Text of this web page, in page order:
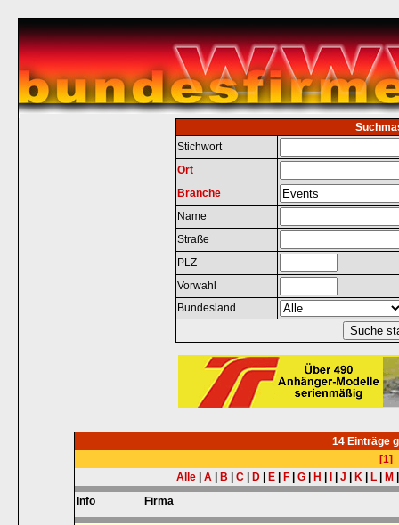
Stichwort
Ort
Branche
Name
Straße
PLZ
Vorwahl
Bundesland
14 Einträge
[1]
Alle
A B C D E F G H J K L M
Info
Firma